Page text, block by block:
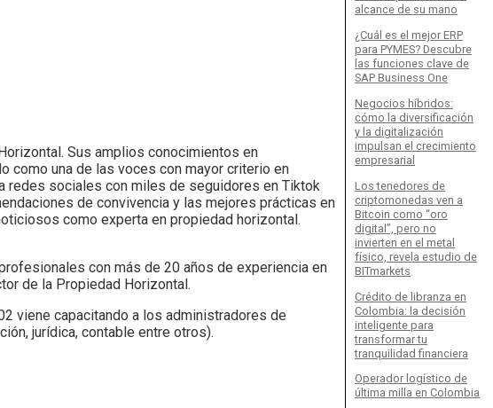
Sus amplios conocimientos en
como una de las voces con mayor criterio en
redes sociales con miles de seguidores en Tiktok
de convivencia y las mejores prácticas en
como experta en propiedad horizontal.
con más de 20 años de experiencia en
de la Propiedad Horizontal.
viene capacitando a los administradores de
jurídica, contable entre otros).
alcance de su mano
¿Cuál es el mejor ERP
para PYMES? Descubre
las funciones clave de
SAP Business One
Negocios híbridos:
cómo la diversificación
y la digitalización
impulsan el crecimiento
empresarial
Los tenedores de
criptomonedas ven a
Bitcoin como “oro
digital”, pero no
invierten en el metal
físico, revela estudio de
BITmarkets
Crédito de libranza en
Colombia: la decisión
inteligente para
transformar tu
tranquilidad financiera
Operador logístico de
última milla en Colombia